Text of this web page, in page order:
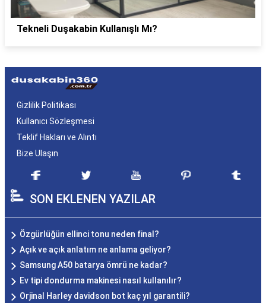
Tekneli Duşakabin Kullanışlı Mı?
Gizlilik Politikası
Kullanıcı Sözleşmesi
Teklif Hakları ve Alıntı
Bize Ulaşın
SON EKLENEN YAZILAR
Özgürlüğün ellinci tonu neden final?
Açık ve açık anlatım ne anlama geliyor?
Samsung A50 batarya ömrü ne kadar?
Ev tipi dondurma makinesi nasıl kullanılır?
Orjinal Harley davidson bot kaç yıl garantili?